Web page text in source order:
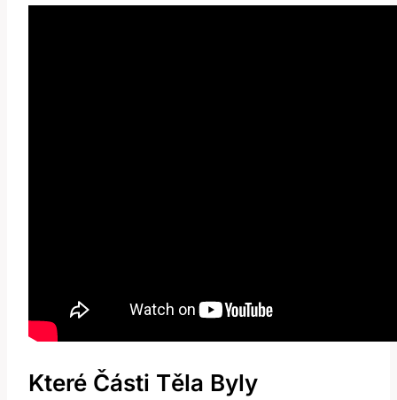
Které Části Těla Byly